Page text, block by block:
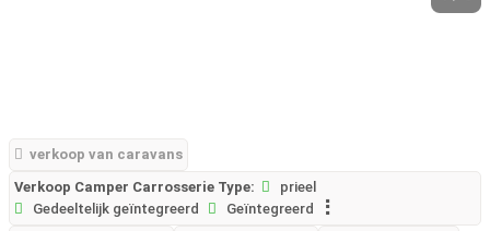
verkoop van caravans
Verkoop Camper Carrosserie Type:
prieel
Gedeeltelijk geïntegreerd
Geïntegreerd